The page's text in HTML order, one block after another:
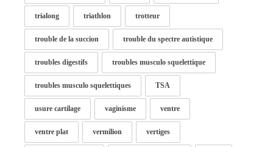
trialong triathlon trotteur
trouble de la succion trouble du spectre autistique
troubles digestifs troubles musculo squelettique
troubles musculo squelettiques TSA
usure cartilage vaginisme ventre
ventre plat vermilion vertiges